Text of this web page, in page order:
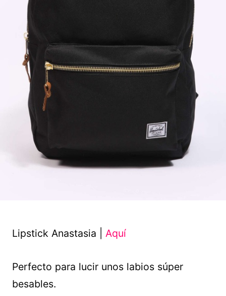
Lipstick Anastasia | Aquí
Perfecto para lucir unos labios súper
besables.